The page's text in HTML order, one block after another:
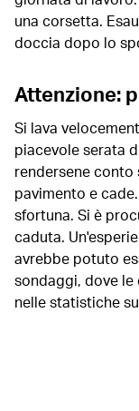
una corsetta.
doccia dopo lo
Attenzione:
Si lava
piacevole serata
rendersene
pavimento e
sfortuna. Si è
caduta.
avrebbe potuto
sondaggi, dove
nelle statistiche